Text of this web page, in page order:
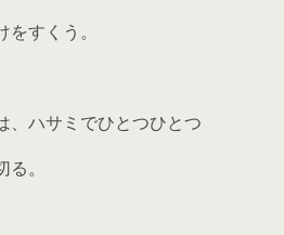
すくう。
、ハサミでひとつひとつ
。